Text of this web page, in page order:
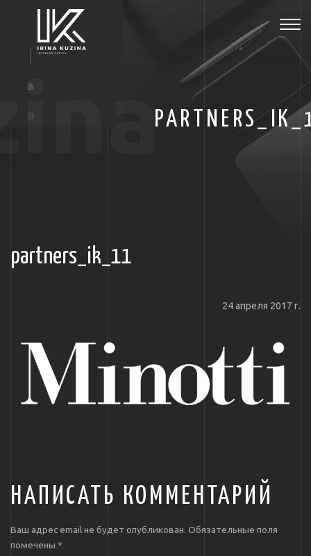
partners_ik_11
24 апреля 2017 г.
НАПИСАТЬ КОММЕНТАРИЙ
Ваш адрес email не будет опубликован. Обязательные поля
помечены *